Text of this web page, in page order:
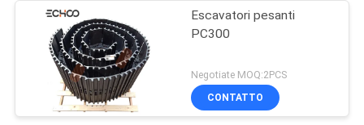
Escavatori pesanti
PC300
Negotiate MOQ:2PCS
CONTATTO